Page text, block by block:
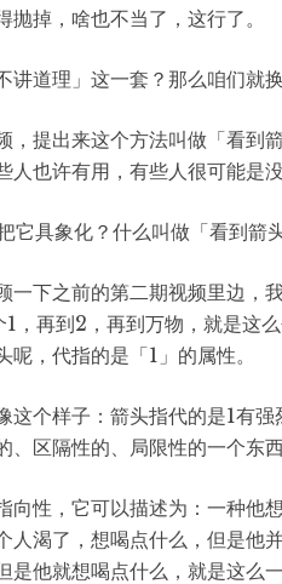
抛掉，啥也不当了，这行了。
讲道理」这一套？那么咱们就
，提出来这个方法叫做「看到
人也许有用，有些人很可能是
具象化？什么叫做「看到箭
一下之前的第二期视频里边，
，再到2，再到万物，就是这
呢，代指的是「1」的属性。
这个样子：箭头指代的是1有
、区隔性的、局限性的一个东西
向性，它可以描述为：一种他
人渴了，想喝点什么，但是他
是他就想喝点什么，就是这么